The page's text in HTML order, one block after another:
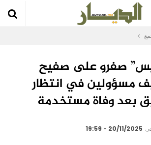
صفرو على صفيح
مسؤولين في انتظار
بعد وفاة مستخدمة
20/11/2025 - 19:59